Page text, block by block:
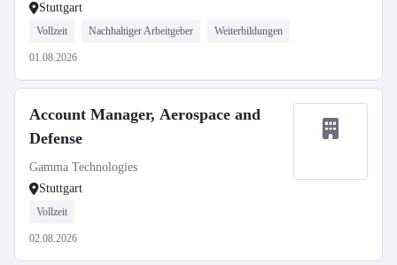
Stuttgart
Vollzeit Nachhaltiger Arbeitgeber Weiterbildungen
01.08.2026
Account Manager, Aerospace and
Defense
Gamma Technologies
Stuttgart
Vollzeit
02.08.2026